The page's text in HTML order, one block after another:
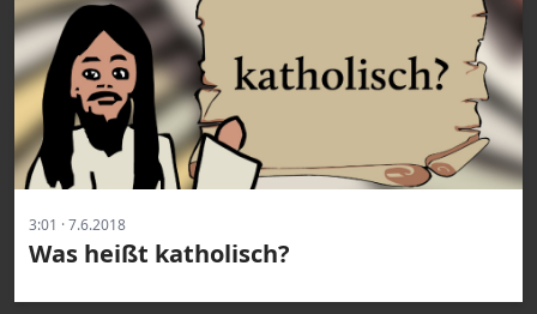
3:01 · 7.6.2018
Was heißt katholisch?